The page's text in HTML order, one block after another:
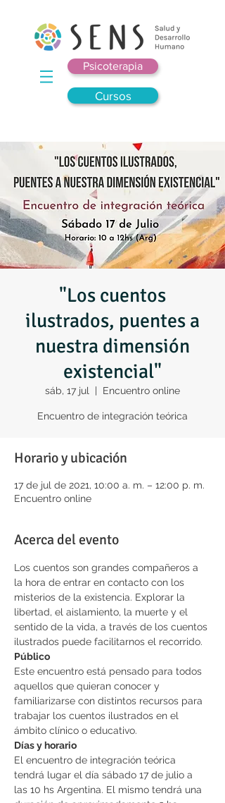
Psicoterapia
Cursos
"Los cuentos
ilustrados, puentes a
nuestra dimensión
existencial"
sáb, 17 jul
  |
Encuentro online
Encuentro de integración teórica
Horario y ubicación
17 de jul de 2021, 10:00 a. m. – 12:00 p. m.
Encuentro online
Acerca del evento
Los cuentos son grandes compañeros a
la hora de entrar en contacto con los
misterios de la existencia. Explorar la
libertad, el aislamiento, la muerte y el
sentido de la vida, a través de los cuentos
ilustrados puede facilitarnos el recorrido.
Público
Este encuentro está pensado para todos
aquellos que quieran conocer y
familiarizarse con distintos recursos para
trabajar los cuentos ilustrados en el
ámbito clínico o educativo.
Días y horario
El encuentro de integración teórica
tendrá lugar el día sábado 17 de julio a
las 10 hs Argentina. El mismo tendrá una